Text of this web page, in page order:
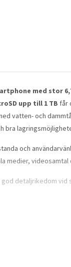
med stor
upp till 1 TB får
vatten- och
bra
och
medier, videosamtal
detaljrikedom
ger skarpa och